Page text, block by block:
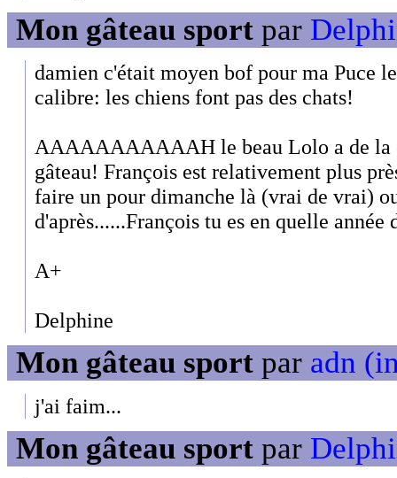
Mon gâteau sport par
damien c'était moyen bof pour ma Puce
calibre: les chiens font pas des chats!
AAAAAAAAAAAH le beau Lolo a de la
gâteau! François est relativement plus
faire un pour dimanche là (vrai de vrai)
d'après......François tu es en quelle année
A+
Delphine
Mon gâteau sport par adn
j'ai faim...
Mon gâteau sport par